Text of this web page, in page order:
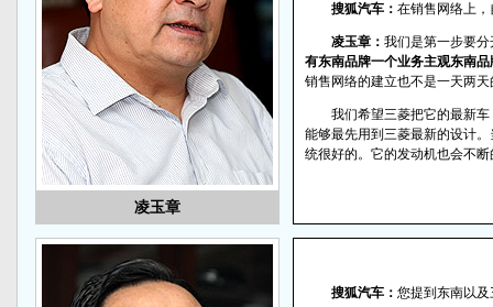
凌玉章
搜狐汽车： 在销售网络上
凌玉章： 我们是第一步要分
有东南品牌一个业务主观东南
销售网络的建立也不是一天两天
我们希望三菱把它的最新
能够最先用到三菱最新的设计
统很好的。它的发动机也会不断
搜狐汽车： 您提到东南以